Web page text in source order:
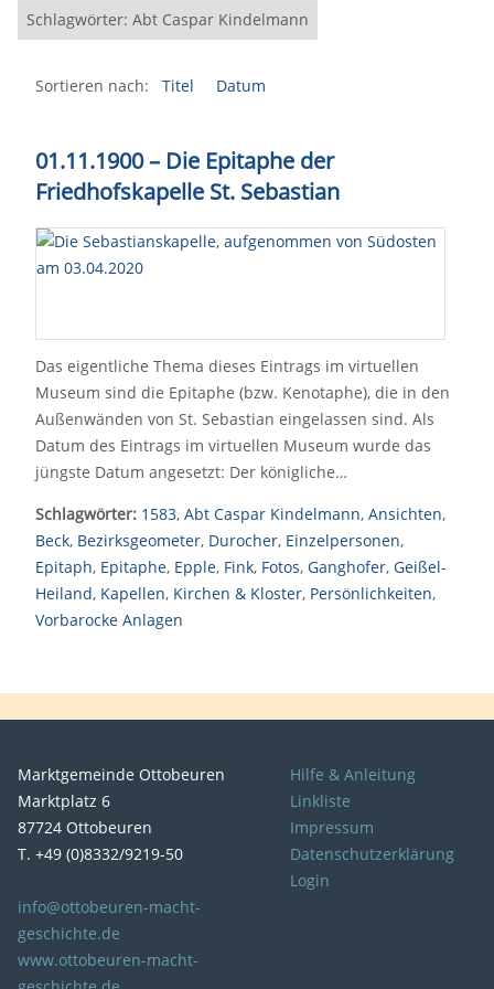
Schlagwörter: Abt Caspar Kindelmann
Sortieren nach: Titel Datum
01.11.1900– Die Epitaphe der
Friedhofskapelle St. Sebastian
Das eigentliche Thema dieses Eintrags im virtuellen
Museum sind die Epitaphe (bzw. Kenotaphe), die in den
Außenwänden von St. Sebastian eingelassen sind. Als
Datum des Eintrags im virtuellen Museum wurde das
jüngste Datum angesetzt: Der königliche…
Schlagwörter: 1583, Abt Caspar Kindelmann, Ansichten,
Beck, Bezirksgeometer, Durocher, Einzelpersonen,
Epitaph, Epitaphe, Epple, Fink, Fotos, Ganghofer, Geißel-
Heiland, Kapellen, Kirchen & Kloster, Persönlichkeiten,
Vorbarocke Anlagen
Marktgemeinde Ottobeuren
Marktplatz 6
87724 Ottobeuren
T. +49 (0)8332/9219-50
info@ottobeuren-macht-
geschichte.de
www.ottobeuren-macht-
Hilfe & Anleitung
Linkliste
Impressum
Datenschutzerklärung
Login